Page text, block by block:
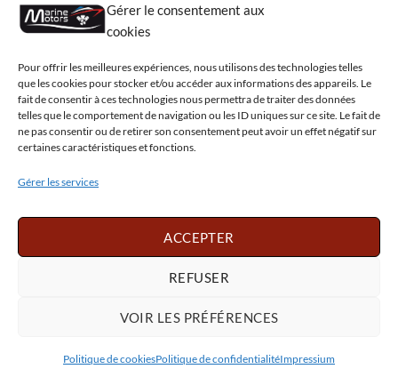
Gérer le consentement aux
cookies
Pour offrir les meilleures expériences, nous utilisons des technologies telles
que les cookies pour stocker et/ou accéder aux informations des appareils. Le
fait de consentir à ces technologies nous permettra de traiter des données
telles que le comportement de navigation ou les ID uniques sur ce site. Le fait de
ne pas consentir ou de retirer son consentement peut avoir un effet négatif sur
certaines caractéristiques et fonctions.
Gérer les services
ACCEPTER
REFUSER
VOIR LES PRÉFÉRENCES
Politique de cookiesPolitique de confidentialitéImpressium
Modes de paiements
Politique de confidentialité
Mentions légales
Conditions générales de vente – Garantie
Déclaration de confidentialité (UE)
Visa PayPal MasterCard
Sepa
Visa